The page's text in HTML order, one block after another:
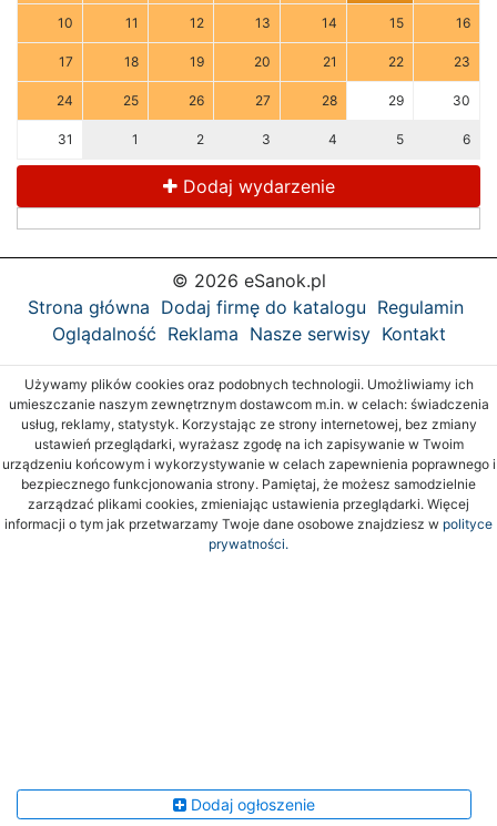
10 11 12 13 14 15 16
17 18 19 20 21 22 23
24 25 26 27 28 29 30
31 1 2 3 4 5 6
Dodaj wydarzenie
© 2026 eSanok.pl
Strona główna Dodaj firmę do katalogu Regulamin
Oglądalność Reklama Nasze serwisy Kontakt
Używamy plików cookies oraz podobnych technologii. Umożliwiamy ich
umieszczanie naszym zewnętrznym dostawcom m.in. w celach: świadczenia
usług, reklamy, statystyk. Korzystając ze strony internetowej, bez zmiany
ustawień przeglądarki, wyrażasz zgodę na ich zapisywanie w Twoim
urządzeniu końcowym i wykorzystywanie w celach zapewnienia poprawnego i
bezpiecznego funkcjonowania strony. Pamiętaj, że możesz samodzielnie
zarządzać plikami cookies, zmieniając ustawienia przeglądarki. Więcej
informacji o tym jak przetwarzamy Twoje dane osobowe znajdziesz w polityce
prywatności.
Dodaj ogłoszenie